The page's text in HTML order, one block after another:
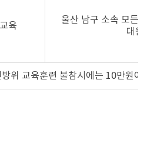
육
울산 남구 소속 모든
대원
위 교육훈련 불참시에는 10만원